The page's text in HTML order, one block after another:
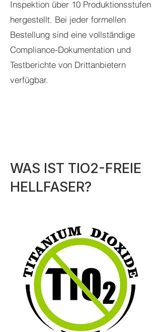
Inspektion über 10 Produktionsstufen
hergestellt. Bei jeder formellen
Bestellung sind eine vollständige
Compliance-Dokumentation und
Testberichte von Drittanbietern
verfügbar.
WAS IST TIO2-FREIE
HELLFASER?